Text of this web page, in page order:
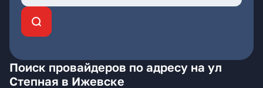
Поиск провайдеров по адресу на ул
Степная в Ижевске